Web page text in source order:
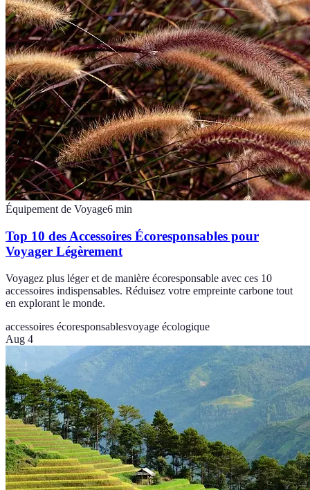
Équipement de Voyage6 min
Top 10 des Accessoires Écoresponsables pour
Voyager Légèrement
Voyagez plus léger et de manière écoresponsable avec ces 10
accessoires indispensables. Réduisez votre empreinte carbone tout
en explorant le monde.
accessoires écoresponsablesvoyage écologique
Aug 4